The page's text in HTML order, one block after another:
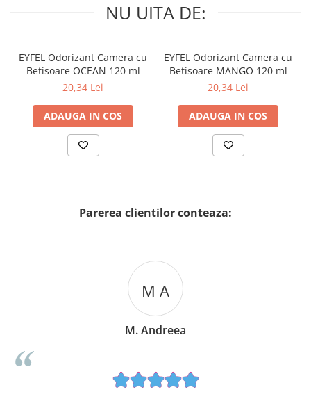
NU UITA DE:
EYFEL Odorizant Camera cu
Betisoare OCEAN 120 ml
20,34 Lei
ADAUGA IN COS
EYFEL Odorizant Camera cu
Betisoare MANGO 120 ml
20,34 Lei
ADAUGA IN COS
Parerea clientilor conteaza:
M A
M. Andreea